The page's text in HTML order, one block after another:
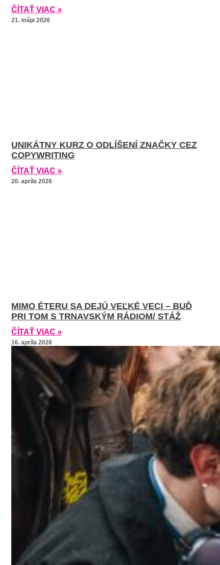
ČÍTAŤ VIAC »
21. mája 2026
UNIKÁTNY KURZ O ODLÍŠENÍ ZNAČKY CEZ
COPYWRITING
ČÍTAŤ VIAC »
20. apríla 2026
MIMO ÉTERU SA DEJÚ VEĽKÉ VECI – BUĎ
PRI TOM S TRNAVSKÝM RÁDIOM/ STÁŽ
ČÍTAŤ VIAC »
16. apríla 2026